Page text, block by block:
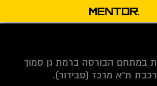
במתחם הבורסה ברמת גן סמוך
ת"א מרכז (סבידור).